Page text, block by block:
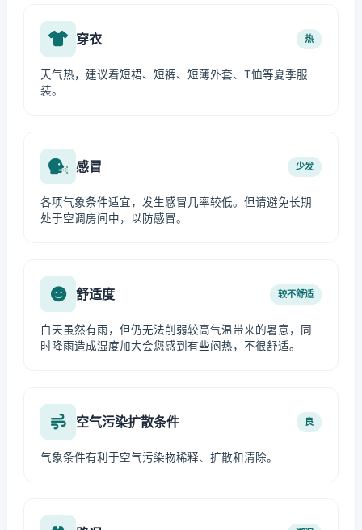
穿衣 热
天气热，建议着短裙、短裤、短薄外套、T恤等夏季服
装。
感冒 少发
各项气象条件适宜，发生感冒几率较低。但请避免长期
处于空调房间中，以防感冒。
舒适度 较不舒适
白天虽然有雨，但仍无法削弱较高气温带来的暑意，同
时降雨造成湿度加大会您感到有些闷热，不很舒适。
空气污染扩散条件 良
气象条件有利于空气污染物稀释、扩散和清除。